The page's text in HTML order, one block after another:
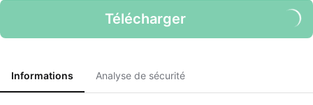
Télécharger
Informations Analyse de sécurité